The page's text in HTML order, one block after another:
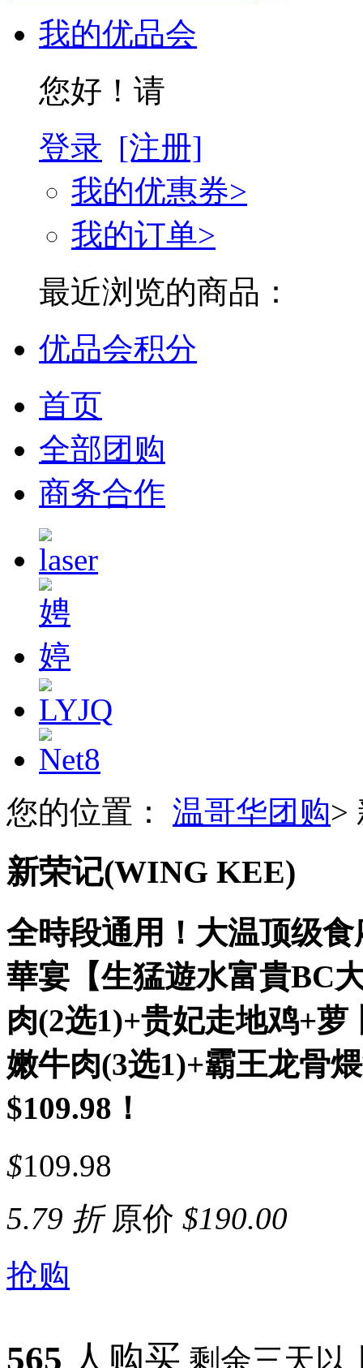
我的优品会
您好！请
登录 [注册]
我的优惠券>
我的订单>
最近浏览的商品：
优品会积分
首页
全部团购
商务合作
您的位置： 温哥华团购>
新荣记(WING KEE)
全時段通用！大温顶级
華宴【生猛遊水富貴BC
肉(2选1)+贵妃走地鸡+
嫩牛肉(3选1)+霸王龙骨
$109.98！
$109.98
5.79 折 原价 $190.00
抢购
565 人购买 剩余三天以